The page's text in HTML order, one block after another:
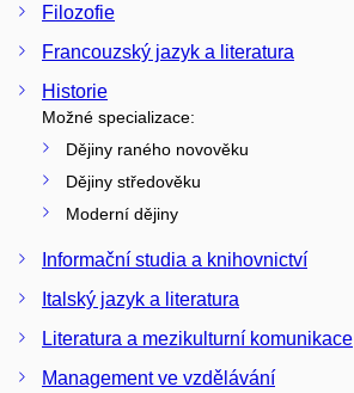
Filozofie
Francouzský jazyk a literatura
Historie
Možné specializace:
Dějiny raného novověku
Dějiny středověku
Moderní dějiny
Informační studia a knihovnictví
Italský jazyk a literatura
Literatura a mezikulturní komunikace
Management ve vzdělávání